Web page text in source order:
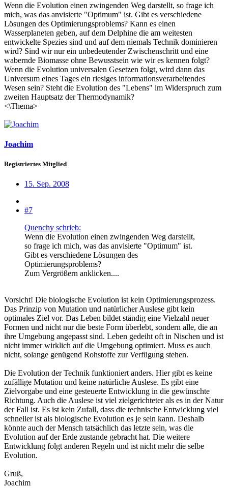
Wenn die Evolution einen zwingenden Weg darstellt, so frage ich
mich, was das anvisierte "Optimum" ist. Gibt es verschiedene
Lösungen des Optimierungsproblems? Kann es einen
Wasserplaneten geben, auf dem Delphine die am weitesten
entwickelte Spezies sind und auf dem niemals Technik dominieren
wird? Sind wir nur ein unbedeutender Zwischenschritt und eine
wabernde Biomasse ohne Bewusstsein wie wir es kennen folgt?
Wenn die Evolution universalen Gesetzen folgt, wird dann das
Universum eines Tages ein riesiges informationsverarbeitendes
Wesen sein? Steht die Evolution des "Lebens" im Widerspruch zum
zweiten Hauptsatz der Thermodynamik?
<\Thema>
Joachim
Registriertes Mitglied
15. Sep. 2008
#7
Quenchy schrieb:
Wenn die Evolution einen zwingenden Weg darstellt,
so frage ich mich, was das anvisierte "Optimum" ist.
Gibt es verschiedene Lösungen des
Optimierungsproblems?
Zum Vergrößern anklicken....
Vorsicht! Die biologische Evolution ist kein Optimierungsprozess.
Das Prinzip von Mutation und natürlicher Auslese gibt kein
optimales Ziel vor. Das Leben bildet ständig eine Vielzahl neuer
Formen und nicht nur die beste Form überlebt, sondern alle, die an
ihre Umgebung angepasst sind. Leben gedeiht oft in Nischen und ist
nicht immer wirklich auf die Umgebung optimiert. Muss es auch
nicht, solange genügend Rohstoffe zur Verfügung stehen.
Die Evolution der Technik funktioniert anders. Hier gibt es keine
zufällige Mutation und keine natürliche Auslese. Es gibt eine
Zielvorgabe und eine gesteuerte Entwicklung in die gewünschte
Richtung. Auch die Auslese ist viel zielgerichteter als es in der Natur
der Fall ist. Es ist kein Zufall, dass die technische Entwicklung viel
schneller ist als biologische Evolution es je sein kann. Deshalb
könnte auch der Mensch tatsächlich das letzte sein, was die
Evolution auf der Erde zustande gebracht hat. Die weitere
Entwicklung folgt anderen Regeln und ist nicht mehr die selbe
Evolution.
Gruß,
Joachim